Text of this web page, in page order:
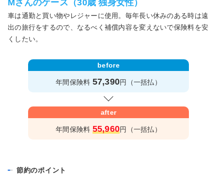
Mさんのケース（30歳 独身女性）
車は通勤と買い物やレジャーに使用。毎年長い休みのある時は遠
出の旅行をするので、なるべく補償内容を変えないで保険料を安
くしたい。
before
年間保険料 57,390円（一括払）
after
年間保険料 55,960円（一括払）
節約のポイント